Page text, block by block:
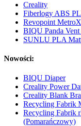
Creality
Fiberlogy ABS
Revopoint
BIQU Panda
SUNLU PLA
Nowości:
BIQU Diaper
Creality Power
Creality Blank
Recycling Fabrik
Recycling Fabrik
(Pomarańczowy)